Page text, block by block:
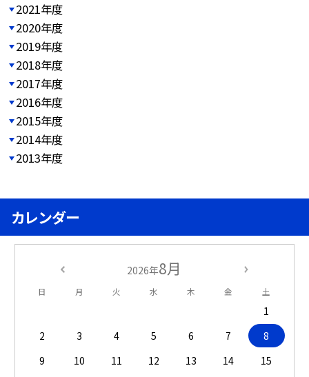
2021年度
2020年度
2019年度
2018年度
2017年度
2016年度
2015年度
2014年度
2013年度
カレンダー
2026年8月
日 月 火 水 木 金 土
1
2
3 4 5 6 7
8
9
10 11 12 13 14
15